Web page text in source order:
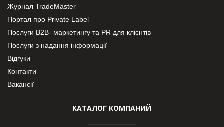
Журнал TradeMaster
Портал про Private Label
Послуги В2В- маркетингу та PR для клієнтів
Послуги з надання інформації
Відгуки
Контакти
Вакансії
КАТАЛОГ КОМПАНИЙ